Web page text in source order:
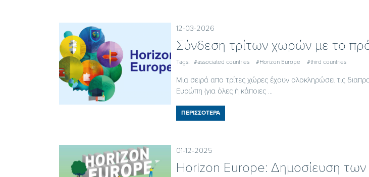
12-03-2026
Σύνδεση τρίτων χωρών με το
Tags: #associated countries #Horizon Europe #third countries
Μια σειρά απο τρίτες χώρες έχουν ολοκληρώσει τις
Ευρώπη (για όλες ή κάποιες ...
ΠΕΡΙΣΣΟΤΕΡΑ
01-12-2025
Horizon Europe: Δημοσίευση